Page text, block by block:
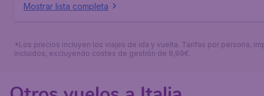
Mostrar lista completa
*Los precios incluyen los viajes de ida y vuelta. Tarifas por persona,
incluidos, excluyendo costes de gestión de 9,99€.